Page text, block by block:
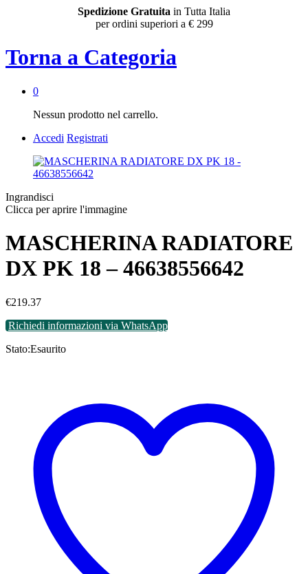
Spedizione Gratuita in Tutta Italia
per ordini superiori a € 299
Torna a Categoria
0
Nessun prodotto nel carrello.
Accedi Registrati
Ingrandisci
Clicca per aprire l'immagine
MASCHERINA RADIATORE
DX PK 18 – 46638556642
€219.37
Richiedi informazioni via WhatsApp
Stato:Esaurito